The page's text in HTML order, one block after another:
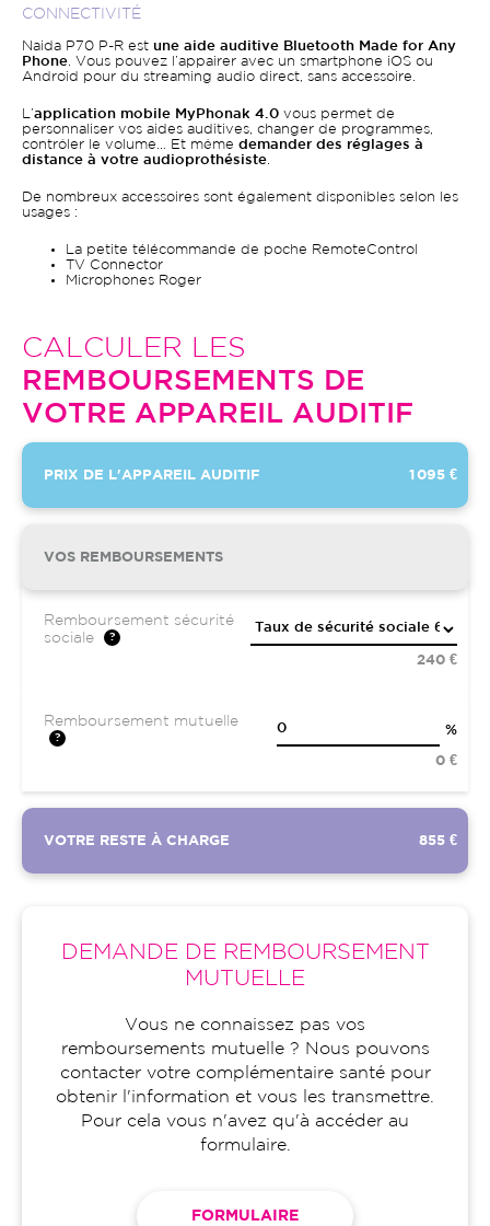
CONNECTIVITÉ
Naida P70 P-R est une aide auditive Bluetooth Made for Any
Phone . Vous pouvez l’appairer avec un smartphone iOS ou
Android pour du streaming audio direct, sans accessoire.
L’application mobile MyPhonak 4.0 vous permet de
personnaliser vos aides auditives, changer de programmes,
contrôler le volume… Et même demander des réglages à
distance à votre audioprothésiste
De nombreux accessoires sont également disponibles selon les
usages :
La petite télécommande de poche RemoteControl
TV Connector
Microphones Roger
CALCULER LES
REMBOURSEMENTS DE
VOTRE APPAREIL AUDITIF
PRIX DE L'APPAREIL AUDITIF 1 095 €
VOS REMBOURSEMENTS
Remboursement sécurité
sociale
240 €
Remboursement mutuelle
%
0 €
VOTRE RESTE À CHARGE 855 €
DEMANDE DE REMBOURSEMENT
MUTUELLE
Vous ne connaissez pas vos
remboursements mutuelle ? Nous pouvons
contacter votre complémentaire santé pour
obtenir l'information et vous les transmettre.
Pour cela vous n'avez qu'à accéder au
formulaire.
FORMULAIRE